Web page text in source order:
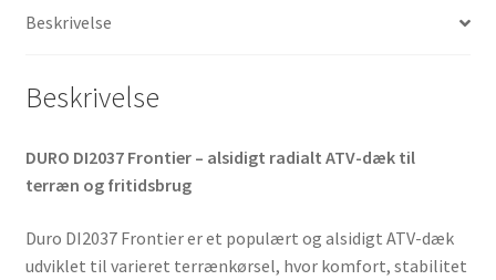
o
r
p
Beskrivelse
Beskrivelse
DURO DI2037 Frontier – alsidigt radialt ATV-dæk til
terræn og fritidsbrug
Duro DI2037 Frontier er et populært og alsidigt ATV-dæk
udviklet til varieret terrænkørsel, hvor komfort, stabilitet